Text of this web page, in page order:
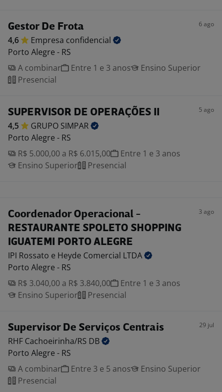
Gestor De Frota 6 ago
4,6 Empresa confidencial
Porto Alegre - RS
A combinar
Entre 1 e 3 anos
Ensino Superior
Presencial
SUPERVISOR DE OPERAÇÕES II 5 ago
4,5 GRUPO SIMPAR
Porto Alegre - RS
R$ 5.000,00 a R$ 6.015,00
Entre 1 e 3 anos
Ensino Superior
Presencial
Coordenador Operacional -
RESTAURANTE SPOLETO SHOPPING
IGUATEMI PORTO ALEGRE
3 ago
IPI Rossato e Heyde Comercial LTDA
Porto Alegre - RS
R$ 3.040,00 a R$ 3.840,00
Entre 1 e 3 anos
Ensino Superior
Presencial
Supervisor De Serviços Centrais 29 jul
RHF Cachoeirinha/RS DB
Porto Alegre - RS
A combinar
Entre 3 e 5 anos
Ensino Superior
Presencial